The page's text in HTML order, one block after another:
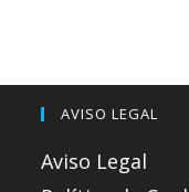
AVISO LEGAL
Aviso Legal